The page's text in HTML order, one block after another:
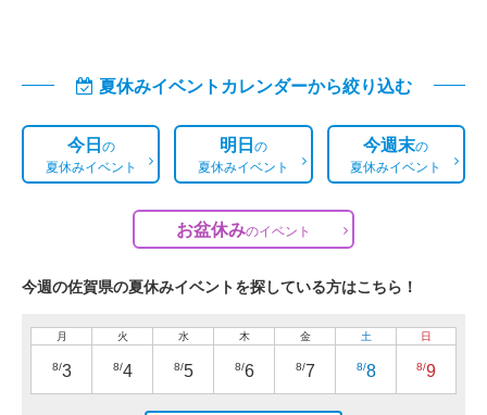
夏休みイベントカレンダーから絞り込む
今日の
夏休みイベント
明日の
夏休みイベント
今週末の
夏休みイベント
お盆休みのイベント
今週の佐賀県の夏休みイベントを探している方はこちら！
月
8/3
火
8/4
水
8/5
木
8/6
金
8/7
土
8/8
日
8/9